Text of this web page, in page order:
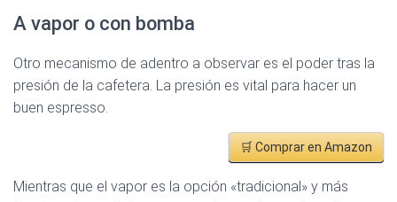
A vapor o con bomba
Otro mecanismo de adentro a observar es el poder tras la
presión de la cafetera. La presión es vital para hacer un
buen espresso.
🛒 Comprar en Amazon
Mientras que el vapor es la opción «tradicional» y más